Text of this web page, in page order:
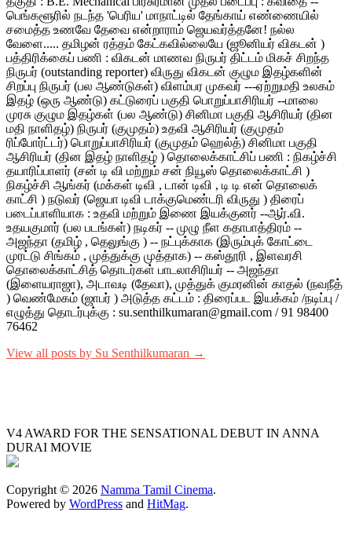
பெங்களூரில் நடந்த 'பெரிய' மாநாட்டில் தேங்காய் எண்ணையில்
சமைத்த உணவே தேவை என்றாராம் ஜெயவர்த்தனே! நல்ல
வேளை..... தமிழன் ரத்தம் கேட்கவில்லையே (ஜூனியர் விகடன் )
பத்திரிக்கைப் பணி : விகடன் மாணவ நிருபர் திட்டம் மிகச் சிறந்த
நிருபர் (outstanding reporter) விருது விகடன் குழும இதழ்களின்
சிறப்பு நிருபர் (பல ஆண்டுகள்) விளம்பர முகவர் ---ஏற்றுமதி உலகம்
இதழ் (ஒரு ஆண்டு) கட்டுரைப் பகுதி பொறுப்பாசிரியர் --மாலை
முரசு குழும இதழ்கள் (பல ஆண்டு) சினிமா பகுதி ஆசிரியர் (தின
மதி நாளிதழ்) நிருபர் (குமுதம்) உதவி ஆசிரியர் (குமுதம்
ரிப்போர்ட்டர்) பொறுப்பாசிரியர் (குமுதம் ஹெல்த்) சினிமா பகுதி
ஆசிரியர் (தின இதழ் நாளிதழ் ) தொலைக்காட்சிப் பணி : நிகழ்ச்சி
தயாரிப்பாளர் (சன் டி வி மற்றும் சன் நியூஸ் தொலைக்காட்சி )
நிகழ்ச்சி ஆங்கர் (மக்கள் டிவி , டான் டிவி , டி டி என் தொலைக்
காட்சி ) நடுவர் (ஜெயா டிவி டாக்குமெண்டரி விருது ) திரைப்
படைப்பாளியாக : உதவி மற்றும் இணை இயக்குனர் --ஆர்.வி.
உதயகுமார் (பல படங்கள்) நடிகர் -- முழு நீள கதாபாத்திரம் --
அஜந்தா (தமிழ் , தெலுங்கு ) -- நட்புக்காக (இரும்புக் கோட்டை
முரட்டு சிங்கம் , முத்துக்கு முத்தாக) -- கஸ்தூரி , இளவரசி
தொலைக்காட்சித் தொடர்கள் பாடலாசிரியர் -- அஜந்தா
(இளையராஜா), அடாவடி (தேவா), முத்துக் குமரனின் காதல் (நவநீத்
) வெண்மேகம் (ஜாபர் ) அடுத்த கட்டம் : திரைப்பட இயக்கம் /நடிப்பு /
எழுத்து தொடர்புக்கு : su.senthilkumaran@gmail.com / 91 98400
76462
View all posts by Su Senthilkumaran →
V4 AWARD FOR THE SENSATIONAL DEBUT IN ANNA
DURAI MOVIE
Copyright © 2026 Namma Tamil Cinema.
Powered by WordPress and HitMag.